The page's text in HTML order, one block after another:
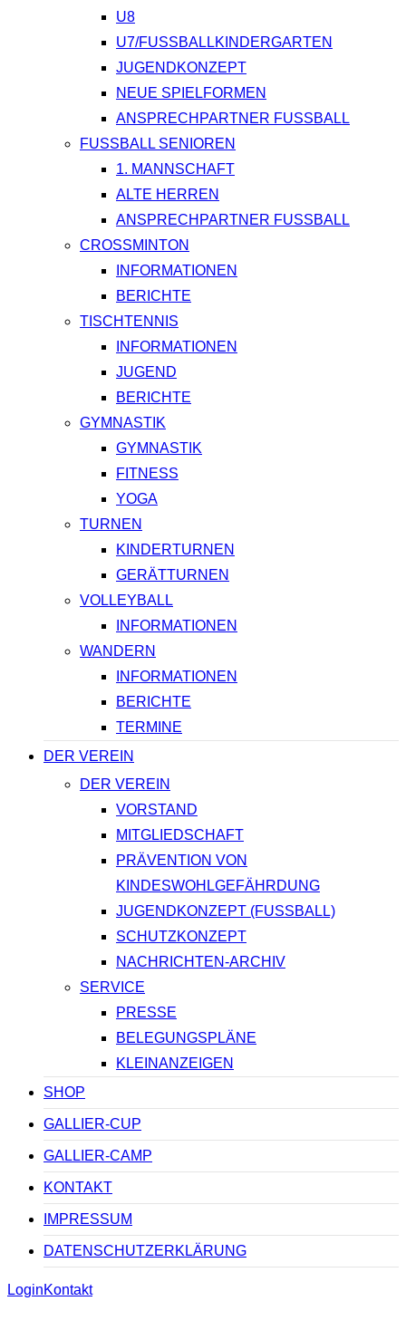
U8
U7/FUSSBALLKINDERGARTEN
JUGENDKONZEPT
NEUE SPIELFORMEN
ANSPRECHPARTNER FUSSBALL
FUSSBALL SENIOREN
1. MANNSCHAFT
ALTE HERREN
ANSPRECHPARTNER FUSSBALL
CROSSMINTON
INFORMATIONEN
BERICHTE
TISCHTENNIS
INFORMATIONEN
JUGEND
BERICHTE
GYMNASTIK
GYMNASTIK
FITNESS
YOGA
TURNEN
KINDERTURNEN
GERÄTTURNEN
VOLLEYBALL
INFORMATIONEN
WANDERN
INFORMATIONEN
BERICHTE
TERMINE
DER VEREIN
DER VEREIN
VORSTAND
MITGLIEDSCHAFT
PRÄVENTION VON
KINDESWOHLGEFÄHRDUNG
JUGENDKONZEPT (FUSSBALL)
SCHUTZKONZEPT
NACHRICHTEN-ARCHIV
SERVICE
PRESSE
BELEGUNGSPLÄNE
KLEINANZEIGEN
SHOP
GALLIER-CUP
GALLIER-CAMP
KONTAKT
IMPRESSUM
DATENSCHUTZERKLÄRUNG
LoginKontakt